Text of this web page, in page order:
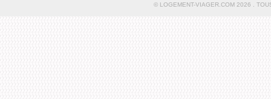
© LOGEMENT-VIAGER.COM 2026 .